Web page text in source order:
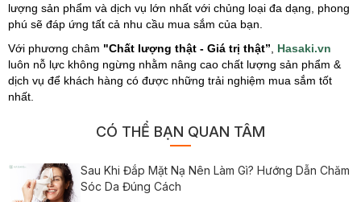
lượng sản phẩm và dịch vụ lớn nhất với chủng loại đa dạng, phong
phú sẽ đáp ứng tất cả nhu cầu mua sắm của bạn.
Với phương châm "Chất lượng thật - Giá trị thật”
Hasaki.vn
luôn nỗ lực không ngừng nhằm nâng cao chất lượng sản phẩm &
dịch vụ để khách hàng có được những trải nghiệm mua sắm tốt
nhất.
CÓ THỂ BẠN QUAN TÂM
Sau Khi Đắp Mặt Nạ Nên Làm Gì? Hướng Dẫn Chăm
Sóc Da Đúng Cách